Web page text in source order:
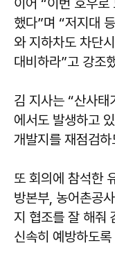
했다”며 “저지대
와 지하차도 차단
대비하라”고 강조
김 지사는 “산사태
에서도 발생하고
개발지를 재점검
또 회의에 참석한
방본부, 농어촌공
지 협조를 잘 해줘
신속히 예방하도